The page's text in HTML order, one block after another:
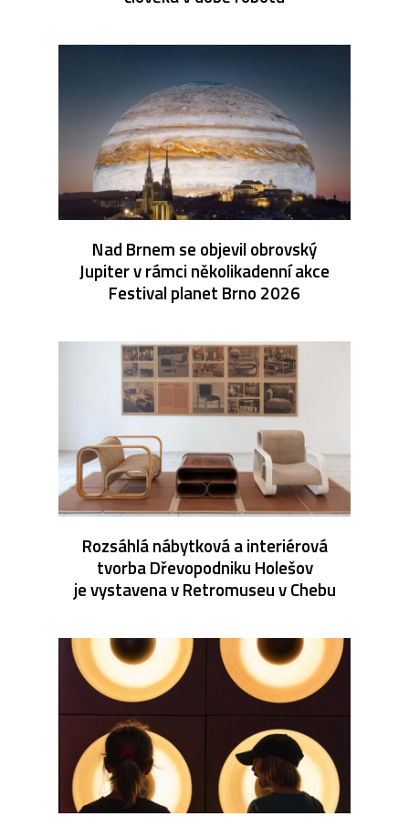
Nad Brnem se objevil obrovský
Jupiter v rámci několikadenní akce
Festival planet Brno 2026
Rozsáhlá nábytková a interiérová
tvorba Dřevopodniku Holešov
je vystavena v Retromuseu v Chebu